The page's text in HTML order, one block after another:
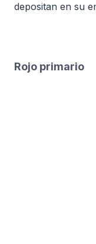
depositan en su
Rojo primario